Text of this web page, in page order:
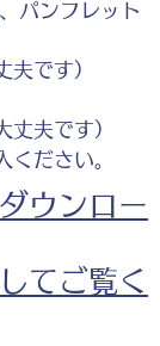
パンフレット
です）
夫です）
ださい。
ウンロー
てご覧く